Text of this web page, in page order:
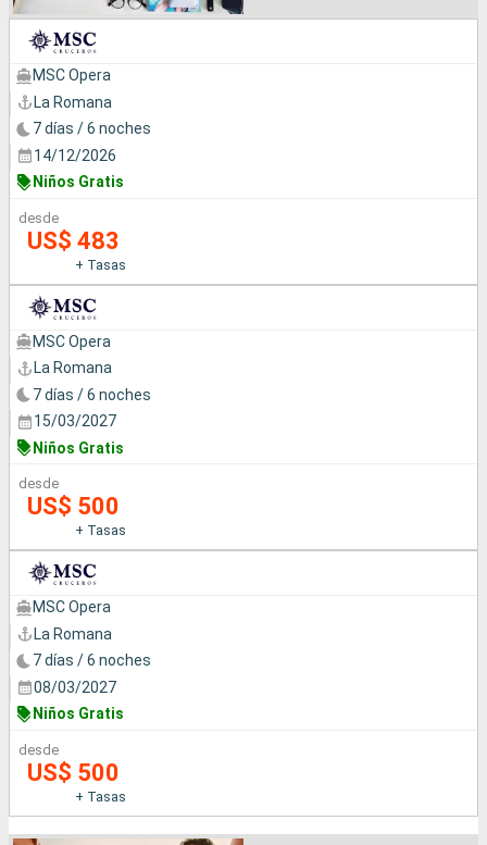
MSC Opera
La Romana
7 días / 6 noches
14/12/2026
Niños Gratis
desde
US$ 483
+ Tasas
MSC Opera
La Romana
7 días / 6 noches
15/03/2027
Niños Gratis
desde
US$ 500
+ Tasas
MSC Opera
La Romana
7 días / 6 noches
08/03/2027
Niños Gratis
desde
US$ 500
+ Tasas